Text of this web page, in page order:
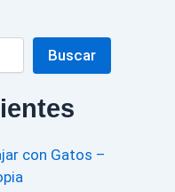
Buscar
con Gatos –